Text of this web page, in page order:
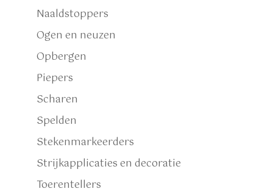
Naaldstoppers
Ogen en neuzen
Opbergen
Piepers
Scharen
Spelden
Stekenmarkeerders
Strijkapplicaties en decoratie
Toerentellers